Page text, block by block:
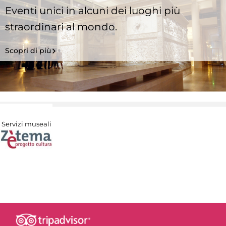
Eventi unici in alcuni dei luoghi più
straordinari al mondo.
Scopri di più
Servizi museali